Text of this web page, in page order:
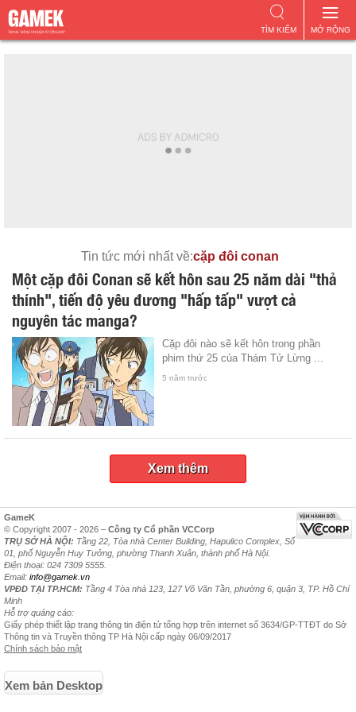
MỞ RỘNG
TÌM KIẾM
Tin tức mới nhất về:cặp đôi conan
Một cặp đôi Conan sẽ kết hôn sau 25 năm dài "thả
thính", tiến độ yêu đương "hấp tấp" vượt cả
nguyên tác manga?
Cặp đôi nào sẽ kết hôn trong phần
phim thứ 25 của Thám Tử Lừng ...
5 năm trước
Xem thêm
GameK
© Copyright 2007 - 2026 – Công ty Cổ phần VCCorp
TRỤ SỞ HÀ NỘI: Tầng 22, Tòa nhà Center Building, Hapulico Complex, Số
01, phố Nguyễn Huy Tưởng, phường Thanh Xuân, thành phố Hà Nội.
Điện thoại: 024 7309 5555.
Email: info@gamek.vn
VPĐD TẠI TP.HCM: Tầng 4 Tòa nhà 123, 127 Võ Văn Tần, phường 6, quận 3, TP. Hồ Chí
Minh
Hỗ trợ quảng cáo:
Giấy phép thiết lập trang thông tin điện tử tổng hợp trên internet số 3634/GP-TTĐT do Sở
Thông tin và Truyền thông TP Hà Nội cấp ngày 06/09/2017
Chính sách bảo mật
Xem bản Desktop